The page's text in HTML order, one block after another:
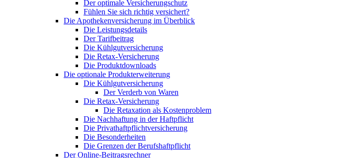
Der optimale Versicherungschutz
Fühlen Sie sich richtig versichert?
Die Apothekenversicherung im Überblick
Die Leistungsdetails
Der Tarifbeitrag
Die Kühlgutversicherung
Die Retax-Versicherung
Die Produktdownloads
Die optionale Produkterweiterung
Die Kühlgutversicherung
Der Verderb von Waren
Die Retax-Versicherung
Die Retaxation als Kostenproblem
Die Nachhaftung in der Haftpflicht
Die Privathaftpflichtversicherung
Die Besonderheiten
Die Grenzen der Berufshaftpflicht
Der Online-Beitragsrechner